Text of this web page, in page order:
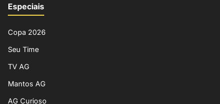
Especiais
Copa 2026
Seu Time
TV AG
Mantos AG
AG Curioso